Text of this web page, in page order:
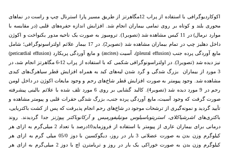
اکوکاردیوگرافی با استفاده از پراب 12مگاهرتز از طریق مسیر پارا استرنال چپ و راست در نماهای
محوری بلند و کوتاه بر روی تمامی بیماران انجام شد. افزایش اندازه حفره‌های قلبی (در مقایسه با
موارد نرمال) در 11 کیس مشاهده شد (تصویر1). ترومبوز به صورت یک ناحیه مدور یکنواخت و اکوژن
داخل دهلیز چپ در تمام بیماران مشاهده شد (تصویر2). در 17 بیمار علائم اولترا‌سونوگرافی؛ شامل
مایع آوردگی پرده جنب (pleural effusion)، آسیت (ascites) و مایع آوردگی پریکارد (pericardial effusion)
نیز دیده شد (تصویر3). در اولتراسونوگرافی شکمی که با استفاده از پراب 12-6 مگاهرتز انجام شد، در
3 مورد از بیماران بزرگ شدگی و گرد شدن لبه‌های کبد به همراه افزایش قطر سیاهرگ‌های کبدی
مشاهده شد. وجود پیومتر به صورت افزایش قطر شاخ‌های رحم و وجود مایعات اکوژن در داخل لومن
رحم در 9 مورد دیده شد (تصویر4). کالبد گشایی بر روی 6 مورد تلف شده با علائم بالینی پیشرفته
صورت گرفت که وجود آسیت، مایع آوردگی پرده جنب، بزرگ شدگی حفرات قلبی و پیومتر مشاهده و
تأیید گردید و نمونه‌گیری از ترشحات موجود در شاخ‌های رحم انجام پذیرفت که پس از کشت باکتریایی،
باکتری‌هایاشرشیاکلای، استرپتوباسیلوس مونیلیفورمیس و آرکانوباکتر پیوژنز
جدا گردیدند. روند
درمانی برای بیماران عاری از پیومتر با استفاده از فروزماید10درصد با تعداد 2 میلی‌گرم به ازای هر
کیلوگرم وزن بدن به صورت عضلانی 3 بار در روز، دیگوکسین با دوز 05/0 میلی گرم به ازای هر
کیلوگرم وزن بدن به صورت خوراکی یک بار در روز و تریامترن اچ با دوز 2 میلی‌گرم به ازای هر